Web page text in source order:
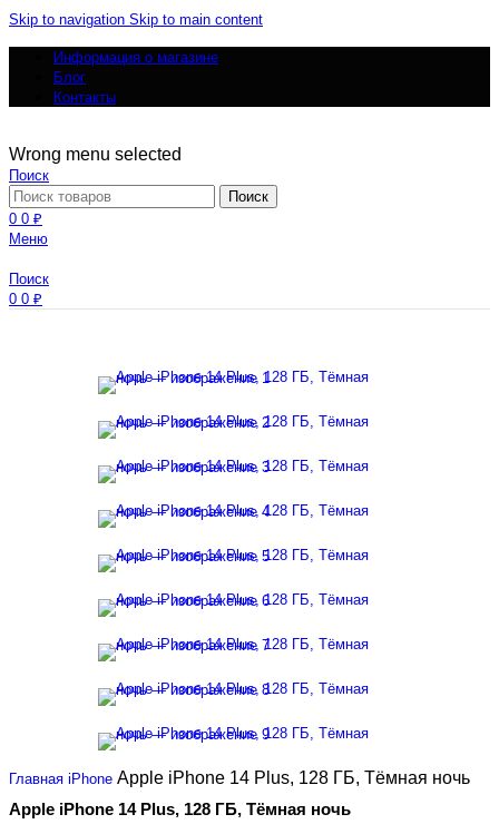
Skip to navigation Skip to main content
Информация о магазине
Блог
Контакты
Wrong menu selected
Поиск
Поиск
0 0 ₽
Меню
Поиск
0 0 ₽
Главная iPhone Apple iPhone 14 Plus, 128 ГБ, Тёмная ночь
Apple iPhone 14 Plus, 128 ГБ, Тёмная ночь